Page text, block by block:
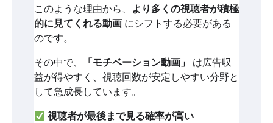
このような理由から、 より多くの視聴者が積極
的に見てくれる動画 にシフトする必要がある
のです。
その中で、
「モチベーション動画」
は広告収
益が得やすく、視聴回数が安定しやすい分野と
して急成長しています。
視聴者が最後まで見る確率が高い